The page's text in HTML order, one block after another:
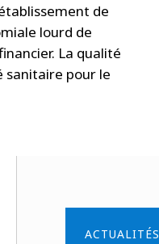
de
lourd de
La qualité
sanitaire pour le
ACTUALITÉS